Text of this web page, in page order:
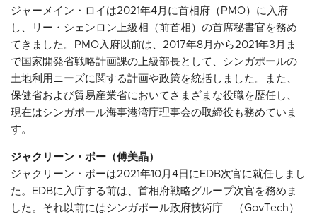
ジャーメイン・ロイは2021年4月に首相府（PMO）に入府
し、リー・シェンロン上級相（前首相）の首席秘書官を務め
てきました。PMO入府以前は、2017年8月から2021年3月ま
で国家開発省戦略計画課の上級部長として、シンガポールの
土地利用ニーズに関する計画や政策を統括しました。また、
保健省および貿易産業省においてさまざまな役職を歴任し、
現在はシンガポール海事港湾庁理事会の取締役も務めていま
す。
ジャクリーン・ポー（傅美晶）
ジャクリーン・ポーは2021年10月4日にEDB次官に就任しまし
た。EDBに入庁する前は、首相府戦略グループ次官を務めま
した。それ以前にはシンガポール政府技術庁 （GovTech）